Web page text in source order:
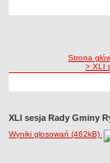
Status gminy
Lokalizacja
Dane
Zadania
ścieżka
Strona
> XLI
XLI sesja Rady Gminy
Wyniki głosowań (462kB)